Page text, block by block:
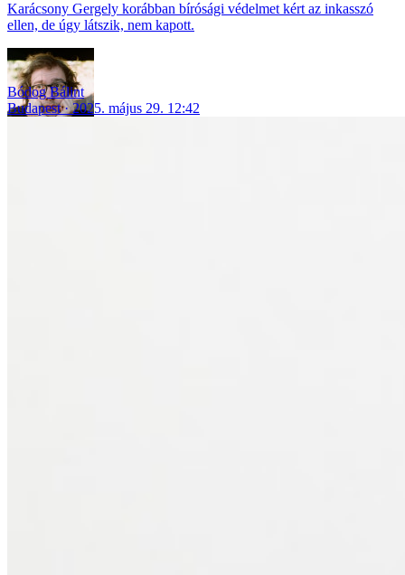
Karácsony Gergely korábban bírósági védelmet kért az inkasszó
ellen, de úgy látszik, nem kapott.
Bódog Bálint
Budapest
2025. május 29. 12:42